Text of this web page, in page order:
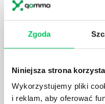
Zgoda
Niniejsza strona
Wykorzystujemy pliki
i reklam, aby oferować
ŚRODOWISKA - CO
z nas – bez wyjątku.
zgłaszana? Jak to w
Czy z prywatnej